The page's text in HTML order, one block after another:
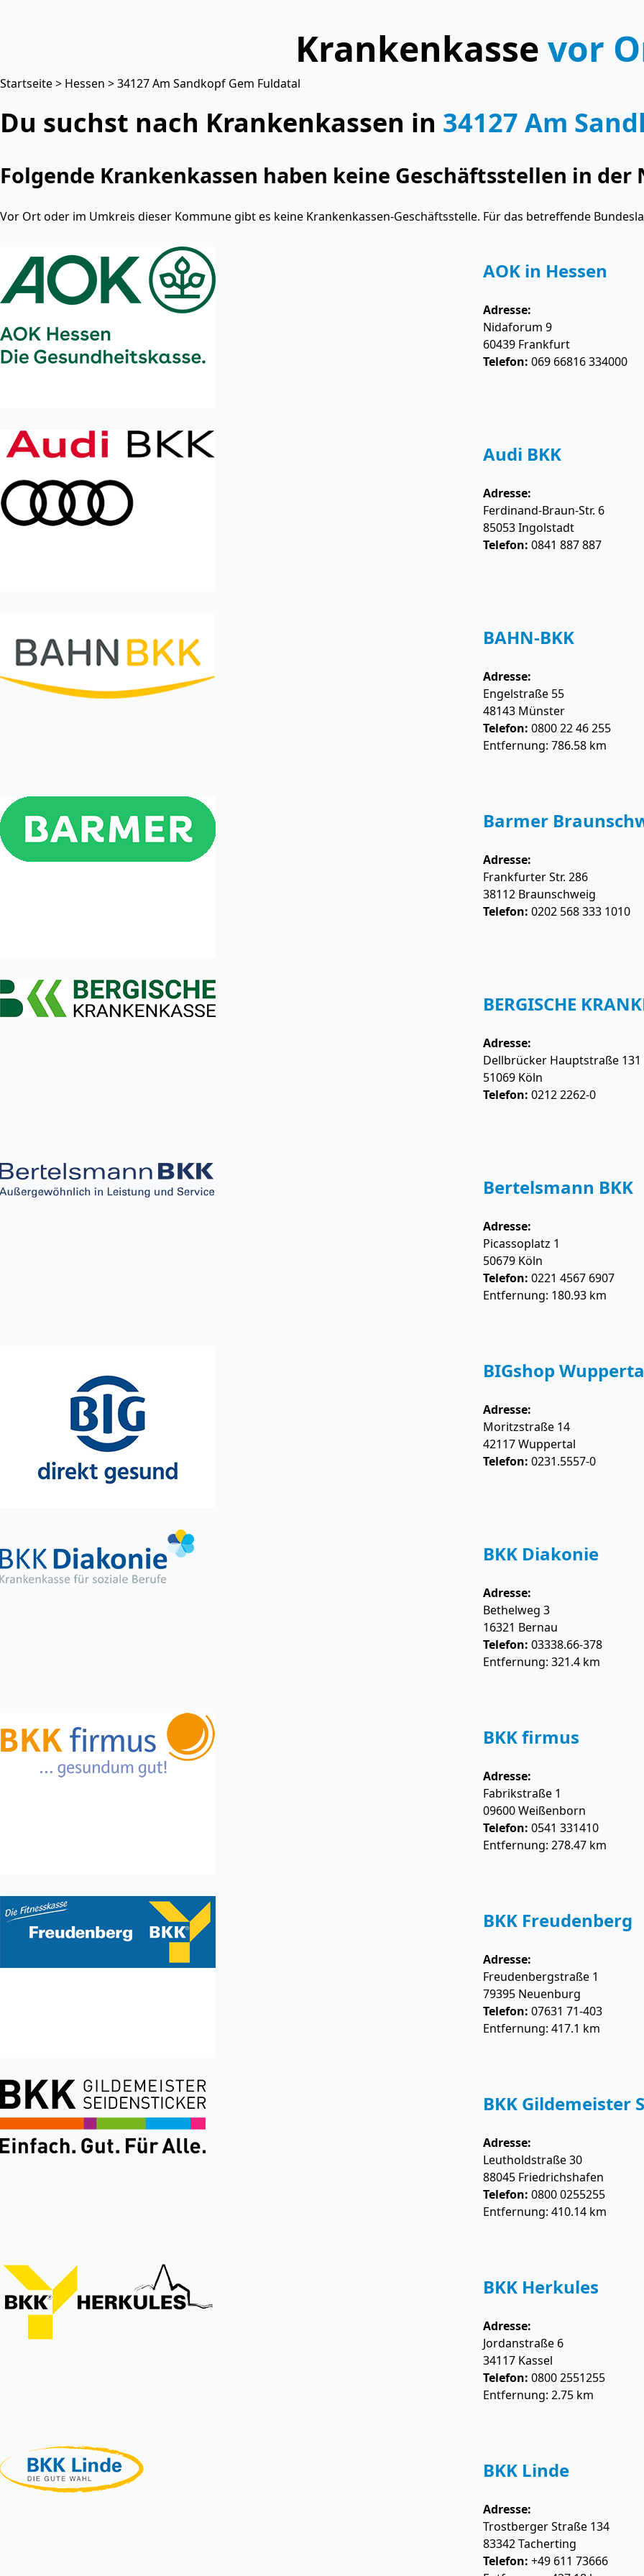
Krankenkasse vor
Startseite> Hessen > 34127 Am Sandkopf Gem Fuldatal
Du suchst nach Krankenkassen in 34127 Am
Folgende Krankenkassen haben keine Geschäftsstellen in der
Vor Ort oder im Umkreis dieser Kommune gibt es keine Krankenkassen-Geschäftsstelle. Für das betreffende
AOK in Hessen
Adresse:
Nidaforum 9
60439 Frankfurt
Telefon: 069 66816 334000
Audi BKK
Adresse:
Ferdinand-Braun-Str. 6
85053Ingolstadt
Telefon: 0841 887 887
BAHN-BKK
Adresse:
Engelstraße 55
48143 Münster
Telefon: 0800 22 46 255
Entfernung: 786.58 km
Barmer
Adresse:
Frankfurter Str. 286
38112 Braunschweig
Telefon: 0202 568 333 1010
BERGISCHE
Adresse:
Dellbrücker Hauptstraße 131
51069 Köln
Telefon: 0212 2262-0
Bertelsmann BKK
Adresse:
Picassoplatz 1
50679 Köln
Telefon: 0221 4567 6907
Entfernung: 180.93 km
BIGshop
Adresse:
Moritzstraße 14
42117Wuppertal
Telefon: 0231.5557-0
BKK Diakonie
Adresse:
Bethelweg 3
16321 Bernau
Telefon: 03338.66-378
Entfernung: 321.4 km
BKK firmus
Adresse:
Fabrikstraße 1
09600Weißenborn
Telefon: 0541 331410
Entfernung: 278.47 km
BKK Freudenberg
Adresse:
Freudenbergstraße 1
79395 Neuenburg
Telefon: 07631 71-403
Entfernung: 417.1 km
BKK Gildemeister
Adresse:
Leutholdstraße 30
88045 Friedrichshafen
Telefon: 0800 0255255
Entfernung: 410.14 km
BKK Herkules
Adresse:
Jordanstraße 6
34117 Kassel
Telefon: 0800 2551255
Entfernung: 2.75 km
BKK Linde
Adresse:
Trostberger Straße 134
83342Tacherting
Telefon: +49 611 73666